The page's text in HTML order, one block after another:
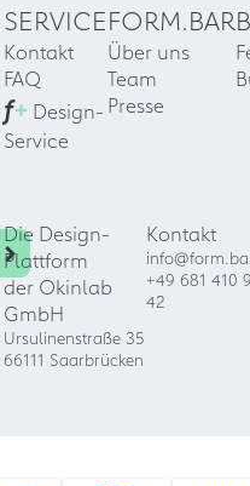
SERVICE
Kontakt
FAQ
f+ Design-
Service
FORM.BAR
Über uns
Team
Presse
Die Design-
Plattform
der Okinlab
GmbH
Ursulinenstraße 35
66111 Saarbrücken
Kontakt
+49 681 410
42